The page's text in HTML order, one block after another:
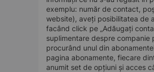
exemplu: număr de contact,
website), aveți posibilitatea de
facând click pe „Adăugați
suplimentare despre companie
procurând unul din
pagina abonamente, fiecare
anumit set de opțiuni și acces